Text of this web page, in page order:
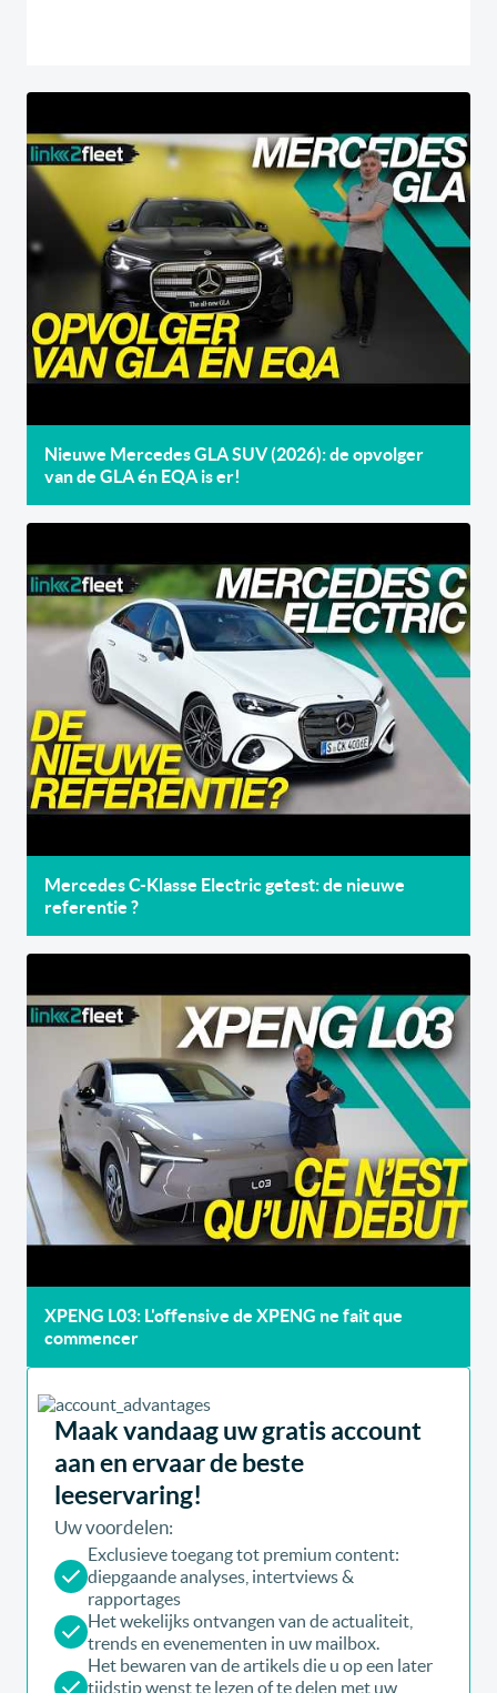
Nieuwe Mercedes GLA SUV (2026): de opvolger
van de GLA én EQA is er!
Mercedes C-Klasse Electric getest: de nieuwe
referentie ?
XPENG L03: L'offensive de XPENG ne fait que
commencer
Maak vandaag uw gratis account
aan en ervaar de beste
leeservaring!
Uw voordelen:
Exclusieve toegang tot premium content:
diepgaande analyses, intertviews &
rapportages
Het wekelijks ontvangen van de actualiteit,
trends en evenementen in uw mailbox.
Het bewaren van de artikels die u op een later
tijdstip wenst te lezen of te delen met uw